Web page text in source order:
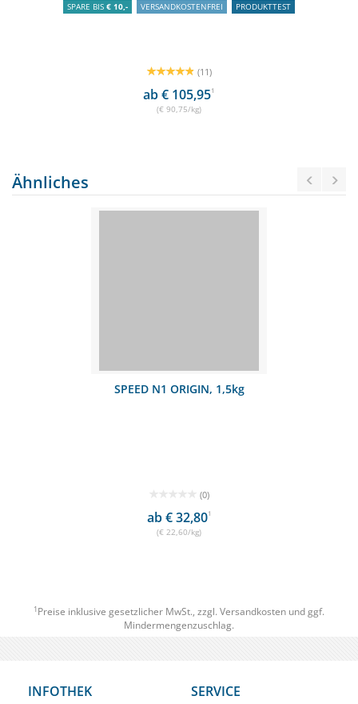
SPARE BIS € 10,- VERSANDKOSTENFREI PRODUKTTEST
(11)
ab € 105,951
(€ 90,75/kg)
Ähnliches
SPEED N1 ORIGIN, 1,5kg
(0)
ab € 32,801
(€ 22,60/kg)
1 Preise inklusive gesetzlicher MwSt., zzgl. Versandkosten und ggf.
Mindermengenzuschlag.
INFOTHEK SERVICE